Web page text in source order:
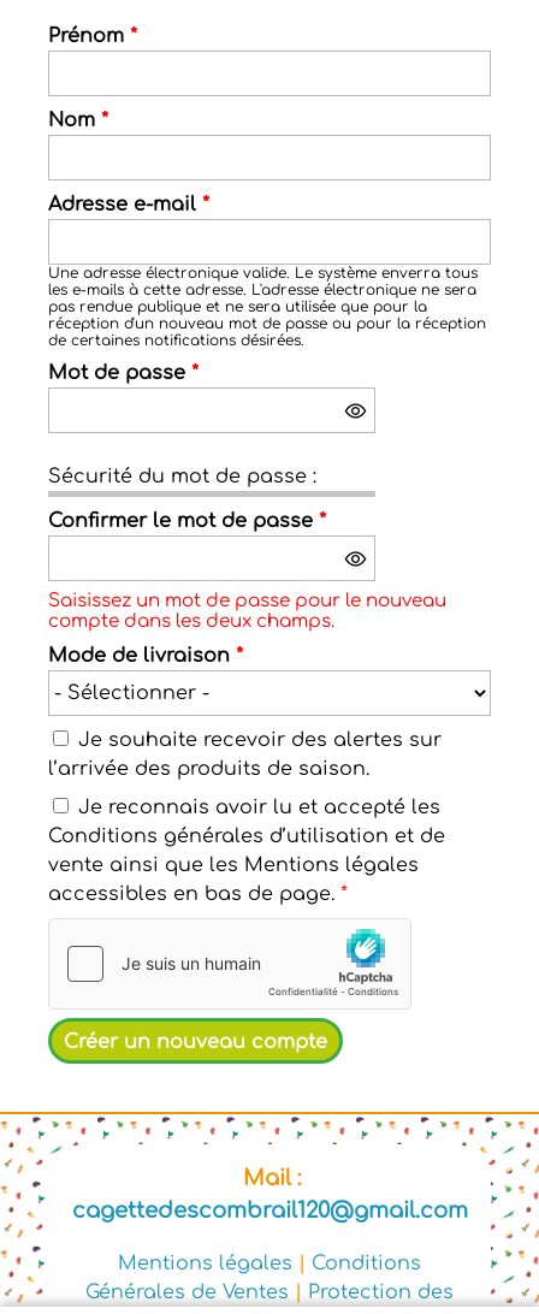
Prénom *
Nom *
Adresse e-mail *
Une adresse électronique valide. Le système enverra tous
les e-mails à cette adresse. L'adresse électronique ne sera
pas rendue publique et ne sera utilisée que pour la
réception d'un nouveau mot de passe ou pour la réception
de certaines notifications désirées.
Mot de passe *
Sécurité du mot de passe :
Confirmer le mot de passe *
Saisissez un mot de passe pour le nouveau
compte dans les deux champs.
Mode de livraison *
Je souhaite recevoir des alertes sur
l’arrivée des produits de saison.
Je reconnais avoir lu et accepté les
Conditions générales d’utilisation et de
vente ainsi que les Mentions légales
accessibles en bas de page. *
Mail :
cagettedescombrail120@gmail.com
Mentions légales
Conditions
Générales de Ventes
Protection des